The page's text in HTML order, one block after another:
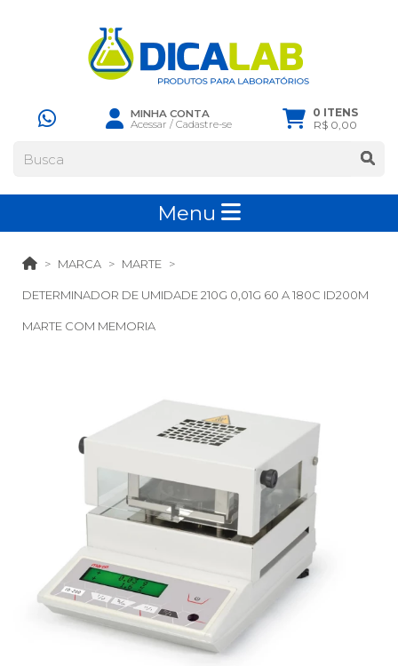
MINHA CONTA
Acessar /Cadastre-se
0 ITENS
R$ 0,00
Menu
MARCA MARTE
DETERMINADOR DE UMIDADE 210G 0,01G 60 A 180C ID200M
MARTE COM MEMORIA